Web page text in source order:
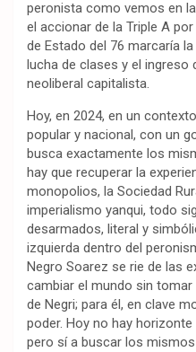
peronista como vemos en
el accionar de la Triple A
de Estado del 76 marcaría
lucha de clases y el ingreso
neoliberal capitalista.
Hoy, en 2024, en un
popular y nacional, con un
busca exactamente los
hay que recuperar la
monopolios, la Sociedad
imperialismo yanqui, todo
desarmados, literal y
izquierda dentro del
Negro Soarez se rie de las
cambiar el mundo sin tomar
de Negri; para él, en clave
poder. Hoy no hay
pero sí a buscar los